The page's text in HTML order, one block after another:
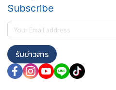
Subscribe
รับข่าวสาร